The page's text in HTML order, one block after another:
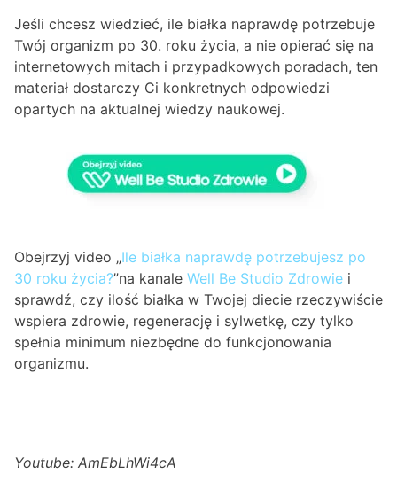
Jeśli chcesz wiedzieć, ile białka naprawdę potrzebuje
Twój organizm po 30. roku życia, a nie opierać się na
internetowych mitach i przypadkowych poradach, ten
materiał dostarczy Ci konkretnych odpowiedzi
opartych na aktualnej wiedzy naukowej.
Obejrzyj video „Ile białka naprawdę potrzebujesz po
30 roku życia?”na kanale Well Be Studio Zdrowie i
sprawdź, czy ilość białka w Twojej diecie rzeczywiście
wspiera zdrowie, regenerację i sylwetkę, czy tylko
spełnia minimum niezbędne do funkcjonowania
organizmu.
Youtube: AmEbLhWi4cA